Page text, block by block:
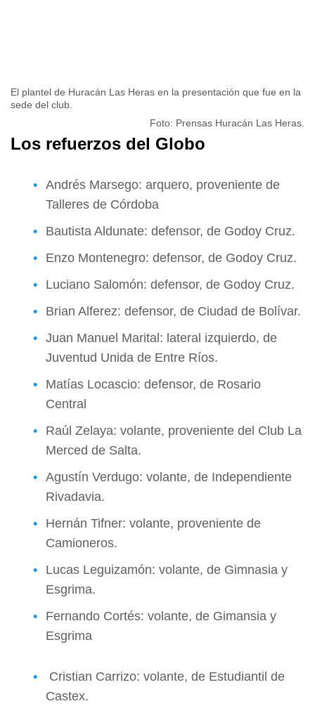
El plantel de Huracán Las Heras en la presentación que fue en la
sede del club.
Foto: Prensas Huracán Las Heras.
Los refuerzos del Globo
Andrés Marsego: arquero, proveniente de
Talleres de Córdoba
Bautista Aldunate: defensor, de Godoy Cruz.
Enzo Montenegro: defensor, de Godoy Cruz.
Luciano Salomón: defensor, de Godoy Cruz.
Brian Alferez: defensor, de Ciudad de Bolívar.
Juan Manuel Marital: lateral izquierdo, de
Juventud Unida de Entre Ríos.
Matías Locascio: defensor, de Rosario
Central
Raúl Zelaya: volante, proveniente del Club La
Merced de Salta.
Agustín Verdugo: volante, de Independiente
Rivadavia.
Hernán Tifner: volante, proveniente de
Camioneros.
Lucas Leguizamón: volante, de Gimnasia y
Esgrima.
Fernando Cortés: volante, de Gimansia y
Esgrima
Cristian Carrizo: volante, de Estudiantil de
Castex.